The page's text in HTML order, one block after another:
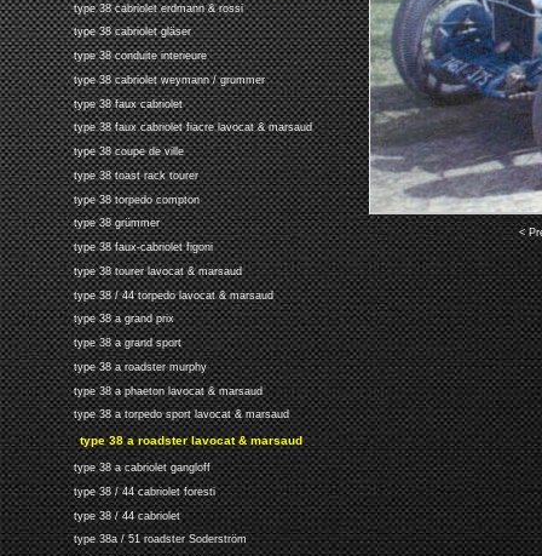
type 38 cabriolet erdmann & rossi
type 38 cabriolet gläser
type 38 conduite interieure
type 38 cabriolet weymann / grummer
type 38 faux cabriolet
type 38 faux cabriolet fiacre lavocat & marsaud
type 38 coupe de ville
type 38 toast rack tourer
type 38 torpedo compton
type 38 grümmer
type 38 faux-cabriolet figoni
type 38 tourer lavocat & marsaud
type 38 / 44 torpedo lavocat & marsaud
type 38 a grand prix
type 38 a grand sport
type 38 a roadster murphy
type 38 a phaeton lavocat & marsaud
type 38 a torpedo sport lavocat & marsaud
type 38 a roadster lavocat & marsaud
type 38 a cabriolet gangloff
type 38 / 44 cabriolet foresti
type 38 / 44 cabriolet
type 38a / 51 roadster Soderström
<